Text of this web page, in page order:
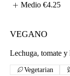
Medio €4.25
VEGANO
Lechuga, tomate y
Vegetarian